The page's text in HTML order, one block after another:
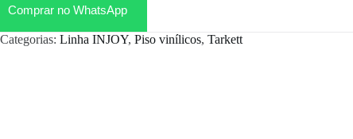
Comprar no WhatsApp
Categorias: Linha INJOY, Piso vinílicos, Tarkett